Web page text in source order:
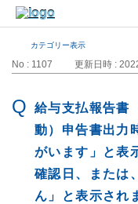
カテゴリー表示
No : 1107 更新日時 :
給与支払報告書
動）申告書出力
がいます」と表
確認日、または
ん」と表示され